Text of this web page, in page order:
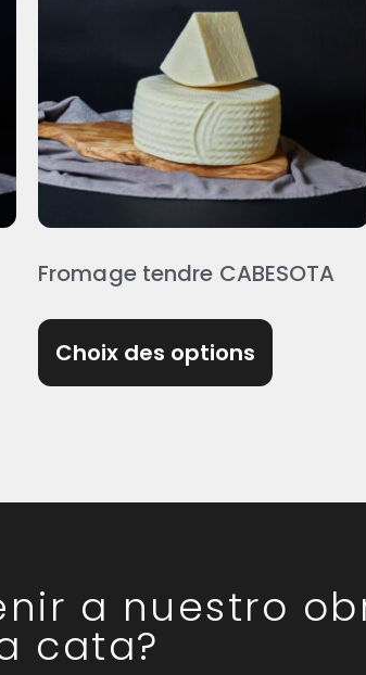
Fromage tendre CABESOTA
Choix des options
a nuestro
cata?